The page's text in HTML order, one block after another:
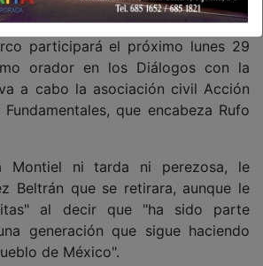
por lo que ya se está despidiendo.
participará el próximo lunes 29
orador en los Diálogos con la
a cabo la asociación civil Acción
que encabeza Rufo
Montiel ni tarda ni perezosa, le
Beltrán que se retirara, aunque le
al decir que "ha sido parte
generación que sigue haciendo
de México".